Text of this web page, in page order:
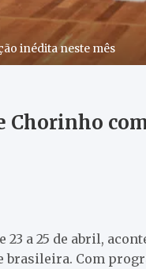
inédita neste mês
Chorinho
23 a 25 de abril,
Com